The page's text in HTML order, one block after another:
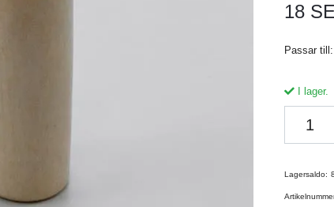
18
Passar
I lager.
Lagersaldo: 8